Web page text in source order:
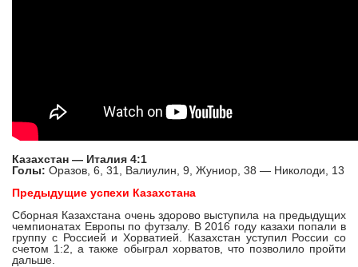
Казахстан — Италия 4:1
Голы: Оразов, 6, 31, Валиулин, 9, Жуниор, 38 — Николоди, 13
Предыдущие успехи Казахстана
Сборная Казахстана очень здорово выступила на предыдущих
чемпионатах Европы по футзалу. В 2016 году казахи попали в
группу с Россией и Хорватией. Казахстан уступил России со
счетом 1:2, а также обыграл хорватов, что позволило пройти
дальше.